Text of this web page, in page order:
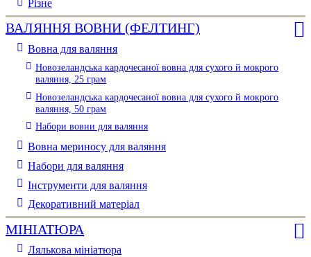
Різне
ВАЛЯННЯ ВОВНИ (ФЕЛТИНГ)
Вовна для валяння
Новозеландська кардочесаної вовна для сухого й мокрого
валяння, 25 грам
Новозеландська кардочесаної вовна для сухого й мокрого
валяння, 50 грам
Набори вовни для валяння
Вовна мериносу для валяння
Набори для валяння
Інструменти для валяння
Декоративний матеріал
МІНІАТЮРА
Лялькова мініатюра